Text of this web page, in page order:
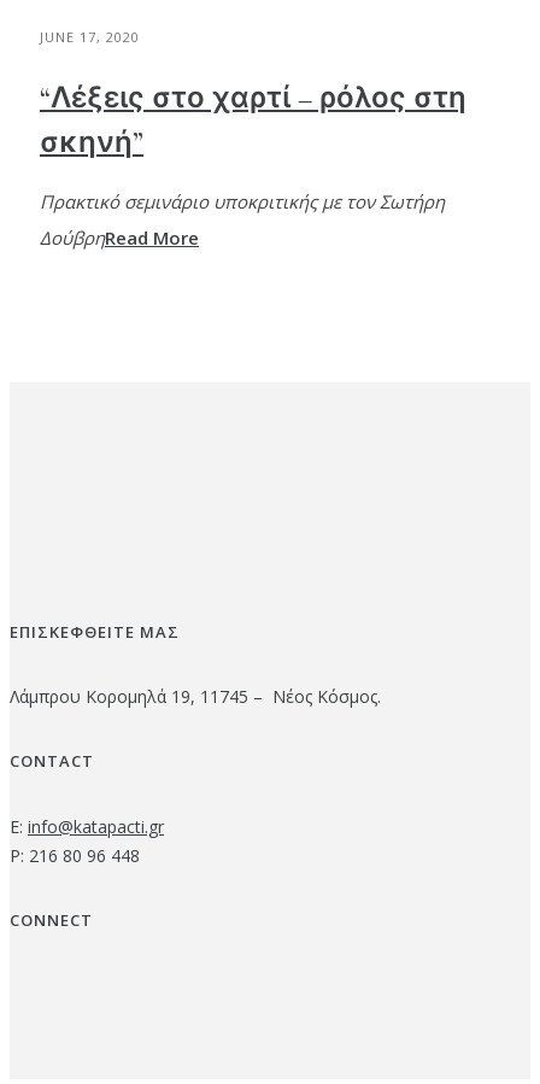
JUNE 17, 2020
“Λέξεις στο χαρτί – ρόλος στη
σκηνή”
Πρακτικό σεμινάριο υποκριτικής με τον Σωτήρη
ΔούβρηRead More
ΕΠΙΣΚΕΦΘΕΙΤΕ ΜΑΣ
Λάμπρου Κορομηλά 19, 11745 – Νέος Κόσμος.
CONTACT
E: info@katapacti.gr
P: 216 80 96 448
CONNECT